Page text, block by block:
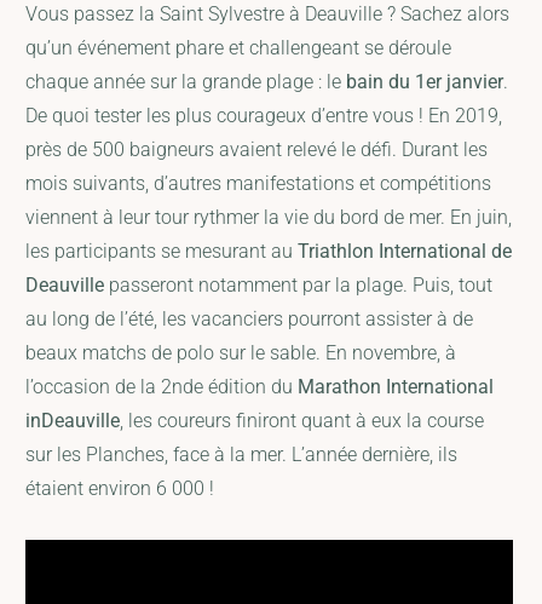
Vous passez la Saint Sylvestre à Deauville ? Sachez alors
qu’un événement phare et challengeant se déroule
chaque année sur la grande plage : le bain du 1er janvier.
De quoi tester les plus courageux d’entre vous ! En 2019,
près de 500 baigneurs avaient relevé le défi. Durant les
mois suivants, d’autres manifestations et compétitions
viennent à leur tour rythmer la vie du bord de mer. En juin,
les participants se mesurant auTriathlon International de
Deauville passeront notamment par la plage. Puis, tout
au long de l’été, les vacanciers pourront assister à de
beaux matchs de polo sur le sable. En novembre, à
l’occasion de la 2nde édition du Marathon International
inDeauville , les coureurs finiront quant à eux la course
sur les Planches, face à la mer. L’année dernière, ils
étaient environ 6 000 !